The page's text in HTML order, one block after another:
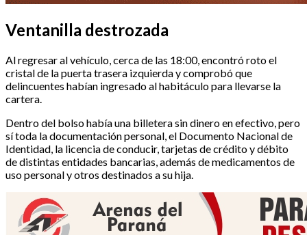
Ventanilla destrozada
Al regresar al vehículo, cerca de las 18:00, encontró roto el
cristal de la puerta trasera izquierda y comprobó que
delincuentes habían ingresado al habitáculo para llevarse la
cartera.
Dentro del bolso había una billetera sin dinero en efectivo, pero
sí toda la documentación personal, el Documento Nacional de
Identidad, la licencia de conducir, tarjetas de crédito y débito
de distintas entidades bancarias, además de medicamentos de
uso personal y otros destinados a su hija.